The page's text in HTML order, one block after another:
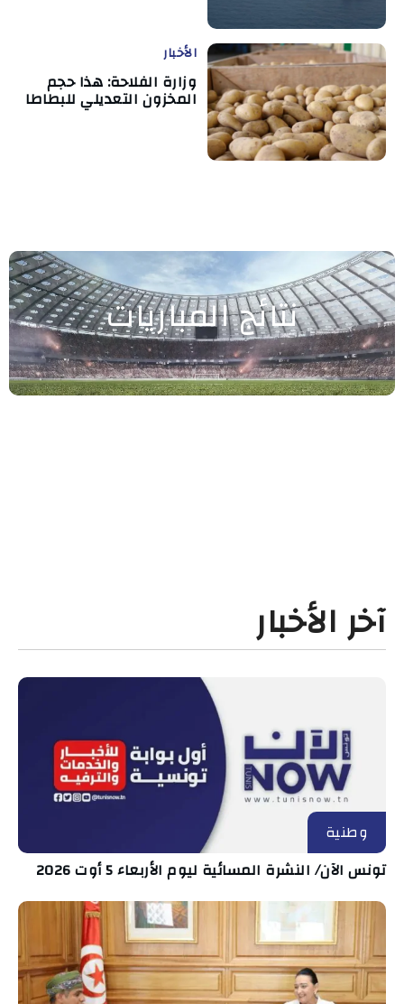
الأخبار
وزارة الفلاحة: هذا حجم
المخزون التعديلي للبطاطا
نتائج المباريات
آخر الأخبار
وطنية
تونس الآن/ النشرة المسائية ليوم الأربعاء 5 أوت 2026